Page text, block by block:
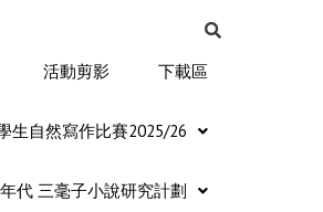
活動剪影 下載區
自然寫作比賽2025/26
代 三毫子小說研究計劃